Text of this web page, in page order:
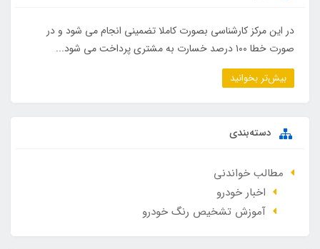
در این مرکز کارشناسی بصورت کاملا تضمینی انجام می شود و در
صورت خطا ۱۰۰ درصد خسارت به مشتری پرداخت می شود...
بیش‌تر بخوانید
دسته‌بندی
مطالب خواندنی
اخبار خودرو
آموزش تشخیص رنگ خودرو